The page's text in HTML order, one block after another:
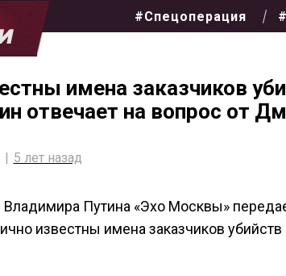
#Спецоперация
имена заказчиков
отвечает на вопрос от
5 лет назад
Путина «Эхо Москвы»
известны имена заказчиков